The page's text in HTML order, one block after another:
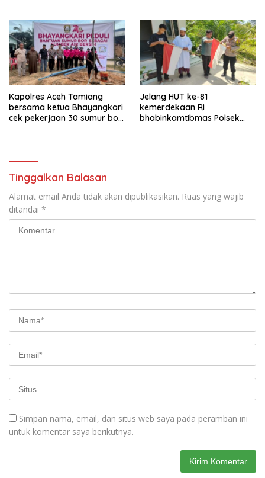
Kapolres Aceh Tamiang
bersama ketua Bhayangkari
cek pekerjaan 30 sumur bor
Jelang HUT ke-81
kemerdekaan RI
bhabinkamtibmas Polsek
Tinggalkan Balasan
Alamat email Anda tidak akan dipublikasikan. Ruas yang wajib
ditandai *
Simpan nama, email, dan situs web saya pada peramban ini
untuk komentar saya berikutnya.